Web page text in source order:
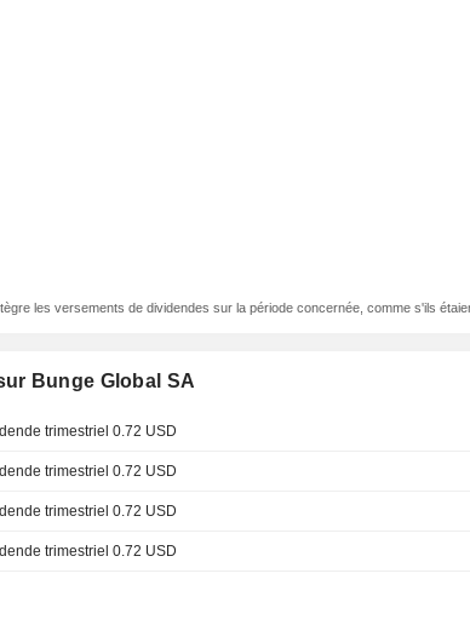
les versements de dividendes sur la période concernée, comme s'ils
Bunge Global SA
trimestriel 0.72 USD
trimestriel 0.72 USD
trimestriel 0.72 USD
trimestriel 0.72 USD